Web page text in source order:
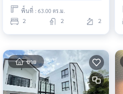
PINP311
พื้นที่ : 63.00 ตร.ม.
2 2 2
ขาย